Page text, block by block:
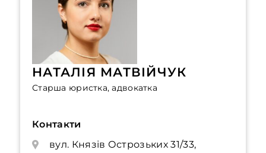
НАТАЛІЯ МАТВІЙЧУК
Старша юристка, адвокатка
Контакти
вул. Князів Острозьких 31/33,